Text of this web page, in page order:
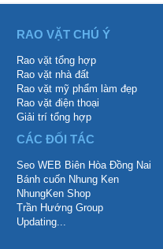
RAO VẶT CHÚ Ý
Rao vặt tổng hợp
Rao vặt nhà đất
Rao vặt mỹ phẩm làm đẹp
Rao vặt điện thoại
Giải trí tổng hợp
CÁC ĐỐI TÁC
Seo WEB Biên Hòa Đồng Nai
Bánh cuốn Nhung Ken
NhungKen Shop
Trần Hướng Group
Updating...